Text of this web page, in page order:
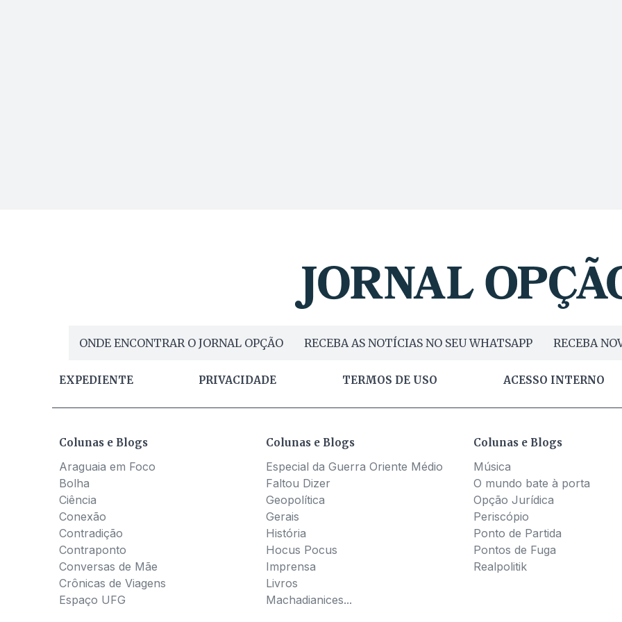
ONDE ENCONTRAR O JORNAL OPÇÃO RECEBA AS NOTÍCIAS NO SEU WHATSAPP RECEBA
EXPEDIENTE PRIVACIDADE TERMOS DE USO ACESSO INTERNO
Colunas e Blogs
Araguaia em Foco
Bolha
Ciência
Conexão
Contradição
Contraponto
Conversas de Mãe
Crônicas de Viagens
Espaço UFG
Colunas e Blogs
Especial da Guerra Oriente Médio
Faltou Dizer
Geopolítica
Gerais
História
Hocus Pocus
Imprensa
Livros
Machadianices...
Colunas e Blogs
Música
O mundo bate à porta
Opção Jurídica
Periscópio
Ponto de Partida
Pontos de Fuga
Realpolitik